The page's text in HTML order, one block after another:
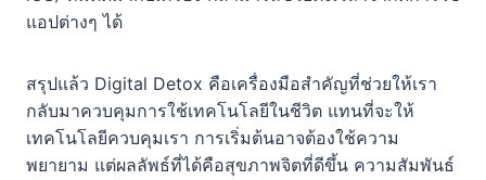
แอปต่างๆ ได้
สรุปแล้ว Digital Detox คือเครื่องมือสำคัญที่ช่วยให้เรา
กลับมาควบคุมการใช้เทคโนโลยีในชีวิต แทนที่จะให้
เทคโนโลยีควบคุมเรา การเริ่มต้นอาจต้องใช้ความ
พยายาม แต่ผลลัพธ์ที่ได้คือสุขภาพจิตที่ดีขึ้น ความสัมพันธ์